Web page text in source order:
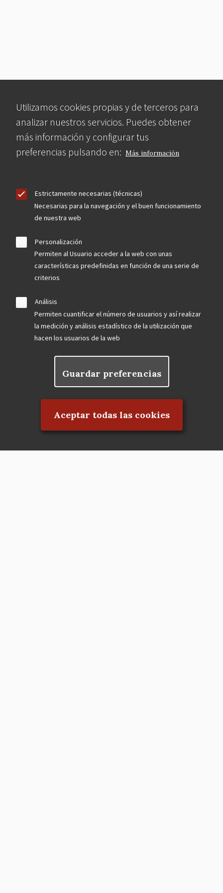
Utilizamos cookies propias y de terceros para
analizar nuestros servicios. Puedes obtener
más información y configurar tus
preferencias pulsando en: Más información
Estrictamente necesarias (técnicas)
Necesarias para la navegación y el buen funcionamiento
de nuestra web
Personalización
Permiten al Usuario acceder a la web con unas
características predefinidas en función de una serie de
criterios
Análisis
Permiten cuantificar el número de usuarios y así realizar
la medición y análisis estadístico de la utilización que
hacen los usuarios de la web
Guardar preferencias
Aceptar todas las cookies